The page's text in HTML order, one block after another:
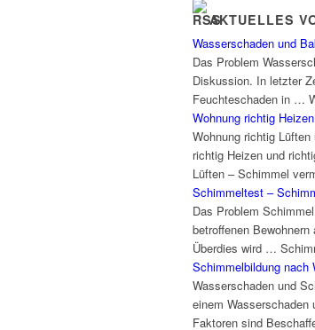
AKTUELLES
Wasserschaden und
Das Problem
Diskussion. In letzter
Feuchteschaden in …
Wohnung richtig
Wohnung richtig
richtig Heizen und
Lüften – Schimmel
Schimmeltest –
Das Problem
betroffenen
Überdies wird …
Schimmelbildung nach
Wasserschaden und
einem
Faktoren sind